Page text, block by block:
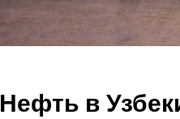
Нефть в